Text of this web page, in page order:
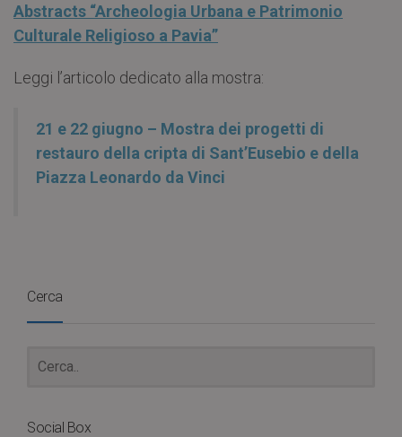
Abstracts “Archeologia Urbana e Patrimonio
Culturale Religioso a Pavia”
Leggi l’articolo dedicato alla mostra:
21 e 22 giugno – Mostra dei progetti di
restauro della cripta di Sant’Eusebio e della
Piazza Leonardo da Vinci
Cerca
Social Box